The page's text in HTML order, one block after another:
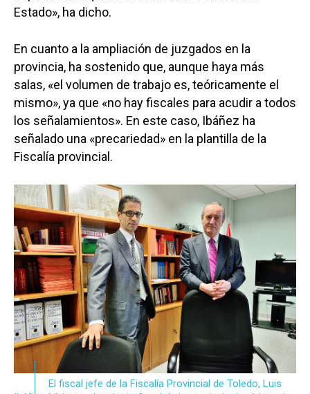
Estado», ha dicho.
En cuanto a la ampliación de juzgados en la
provincia, ha sostenido que, aunque haya más
salas, «el volumen de trabajo es, teóricamente el
mismo», ya que «no hay fiscales para acudir a todos
los señalamientos». En este caso, Ibáñez ha
señalado una «precariedad» en la plantilla de la
Fiscalía provincial.
El fiscal jefe de la Fiscalía Provincial de Toledo, Luis